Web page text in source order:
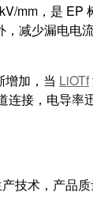
mm，是
减少漏电
增加，当 LiOTf
接，电导率
技术，产品